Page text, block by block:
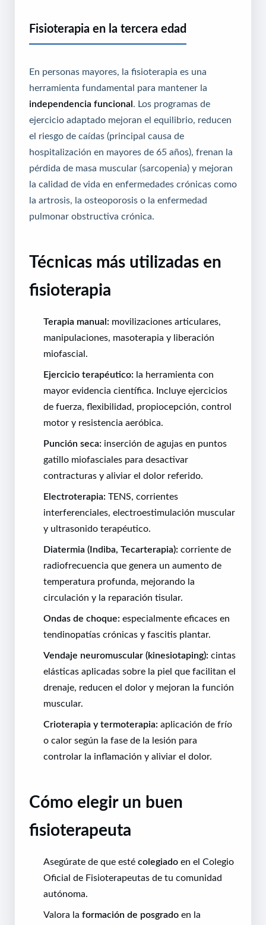
Fisioterapia en la tercera edad
En personas mayores, la fisioterapia es una
herramienta fundamental para mantener la
independencia funcional. Los programas de
ejercicio adaptado mejoran el equilibrio, reducen
el riesgo de caídas (principal causa de
hospitalización en mayores de 65 años), frenan la
pérdida de masa muscular (sarcopenia) y mejoran
la calidad de vida en enfermedades crónicas como
la artrosis, la osteoporosis o la enfermedad
pulmonar obstructiva crónica.
Técnicas más utilizadas en
fisioterapia
Terapia manual: movilizaciones articulares,
manipulaciones, masoterapia y liberación
miofascial.
Ejercicio terapéutico: la herramienta con
mayor evidencia científica. Incluye ejercicios
de fuerza, flexibilidad, propiocepción, control
motor y resistencia aeróbica.
Punción seca: inserción de agujas en puntos
gatillo miofasciales para desactivar
contracturas y aliviar el dolor referido.
Electroterapia: TENS, corrientes
interferenciales, electroestimulación muscular
y ultrasonido terapéutico.
Diatermia (Indiba, Tecarterapia): corriente de
radiofrecuencia que genera un aumento de
temperatura profunda, mejorando la
circulación y la reparación tisular.
Ondas de choque: especialmente eficaces en
tendinopatías crónicas y fascitis plantar.
Vendaje neuromuscular (kinesiotaping): cintas
elásticas aplicadas sobre la piel que facilitan el
drenaje, reducen el dolor y mejoran la función
muscular.
Crioterapia y termoterapia: aplicación de frío
o calor según la fase de la lesión para
controlar la inflamación y aliviar el dolor.
Cómo elegir un buen
fisioterapeuta
Asegúrate de que esté colegiado en el Colegio
Oficial de Fisioterapeutas de tu comunidad
autónoma.
Valora la formación de posgrado en la